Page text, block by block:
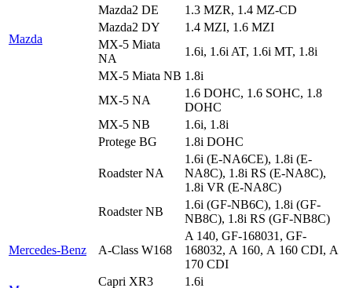
Mazda
Mazda2 DE
1.3 MZR, 1.4 MZ-CD
Mazda2 DY
1.4 MZI, 1.6 MZI
MX-5 Miata
NA
1.6i, 1.6i AT, 1.6i MT, 1.8i
MX-5 Miata NB 1.8i
MX-5 NA
1.6 DOHC, 1.6 SOHC, 1.8
DOHC
MX-5 NB
1.6i, 1.8i
Protege BG
1.8i DOHC
Roadster NA
1.6i (E-NA6CE), 1.8i (E-
NA8C), 1.8i RS (E-NA8C),
1.8i VR (E-NA8C)
Roadster NB
1.6i (GF-NB6C), 1.8i (GF-
NB8C), 1.8i RS (GF-NB8C)
Mercedes-Benz A-Class W168
A 140, GF-168031, GF-
168032, А 160, А 160 CDI, А
170 CDI
Capri XR3 1.6i